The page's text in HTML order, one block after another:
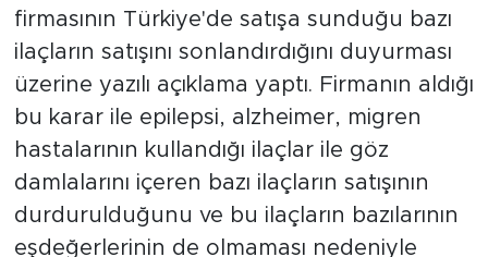
firmasının Türkiye'de satışa sunduğu bazı
ilaçların satışını sonlandırdığını duyurması
üzerine yazılı açıklama yaptı. Firmanın aldığı
bu karar ile epilepsi, alzheimer, migren
hastalarının kullandığı ilaçlar ile göz
damlalarını içeren bazı ilaçların satışının
durdurulduğunu ve bu ilaçların bazılarının
eşdeğerlerinin de olmaması nedeniyle